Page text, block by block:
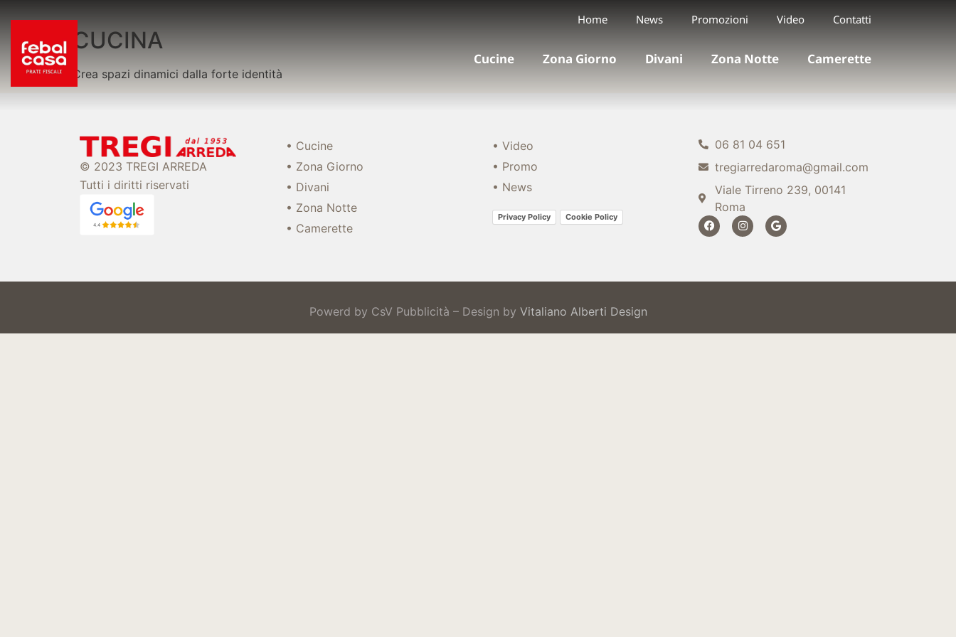
Home News Promozioni Video Contatti
Cucine Zona Giorno Divani Zona Notte Camerette
CUCINA
Crea spazi dinamici dalla forte identità
© 2023 TREGI ARREDA
Tutti i diritti riservati
• Cucine
• Zona Giorno
• Divani
• Zona Notte
• Camerette
• Video
• Promo
• News
Privacy Policy Cookie Policy
06 81 04 651
tregiarredaroma@gmail.com
Viale Tirreno 239, 00141
Roma
Powerd by CsV Pubblicità – Design by Vitaliano Alberti Design